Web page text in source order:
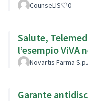
CounseLIS 0
Salute,
l’esempio ViVA
Novartis Farma
Garante